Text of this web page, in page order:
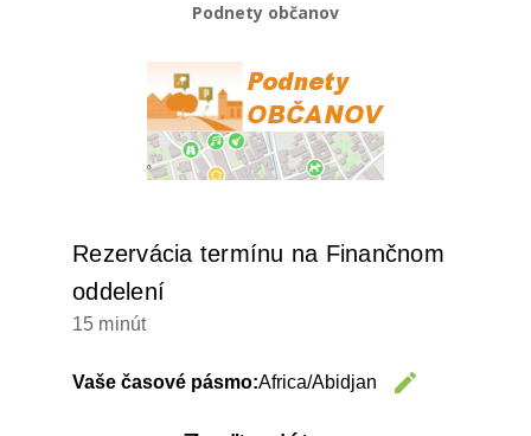
Podnety občanov